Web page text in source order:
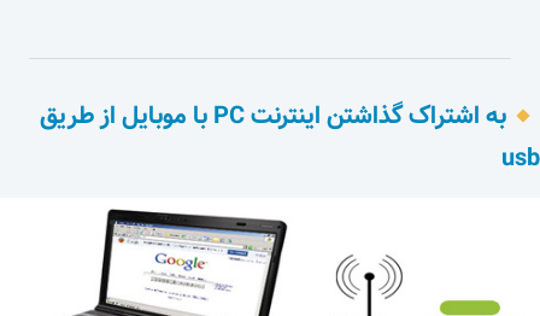
به اشتراک گذاشتن اینترنت PC با موبایل از طریق
usb